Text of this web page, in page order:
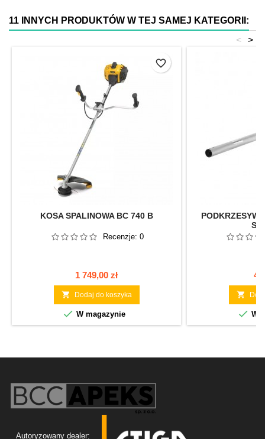
11 INNYCH PRODUKTÓW W TEJ SAMEJ KATEGORII:
>
<
KOSA SPALINOWA BC 740 B
Recenzje: 0
Cena
1 749,00 zł
 Dodaj do koszyka
 W magazynie
favorite_border

 W
Autoryzowany dealer: